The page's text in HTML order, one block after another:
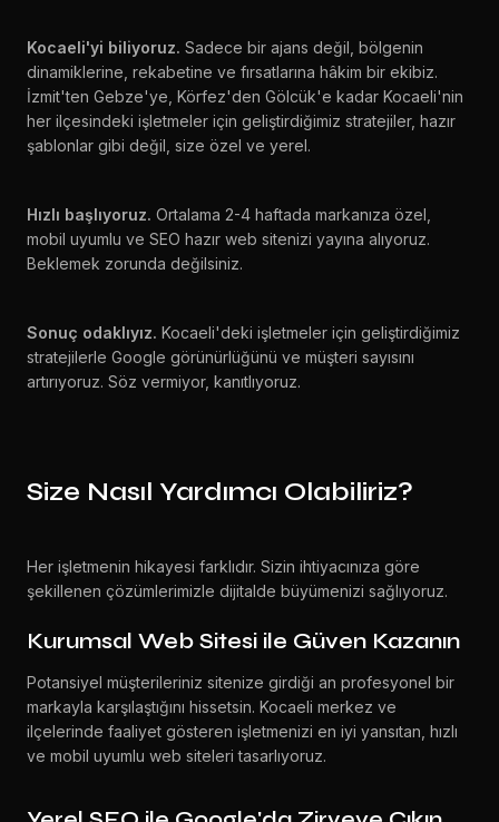
Kocaeli'yi biliyoruz. Sadece bir ajans değil, bölgenin
dinamiklerine, rekabetine ve fırsatlarına hâkim bir ekibiz.
İzmit'ten Gebze'ye, Körfez'den Gölcük'e kadar Kocaeli'nin
her ilçesindeki işletmeler için geliştirdiğimiz stratejiler, hazır
şablonlar gibi değil, size özel ve yerel.
Hızlı başlıyoruz. Ortalama 2-4 haftada markanıza özel,
mobil uyumlu ve SEO hazır web sitenizi yayına alıyoruz.
Beklemek zorunda değilsiniz.
Sonuç odaklıyız. Kocaeli'deki işletmeler için geliştirdiğimiz
stratejilerle Google görünürlüğünü ve müşteri sayısını
artırıyoruz. Söz vermiyor, kanıtlıyoruz.
Size Nasıl Yardımcı Olabiliriz?
Her işletmenin hikayesi farklıdır. Sizin ihtiyacınıza göre
şekillenen çözümlerimizle dijitalde büyümenizi sağlıyoruz.
Kurumsal Web Sitesi ile Güven Kazanın
Potansiyel müşterileriniz sitenize girdiği an profesyonel bir
markayla karşılaştığını hissetsin. Kocaeli merkez ve
ilçelerinde faaliyet gösteren işletmenizi en iyi yansıtan, hızlı
ve mobil uyumlu web siteleri tasarlıyoruz.